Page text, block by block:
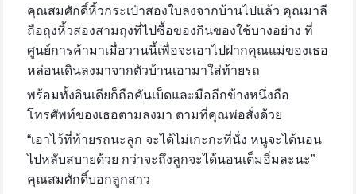
คุณสมศักดิ์หิ้วกระเป๋าสองใบลงจากบ้านไปแล้ว คุณมาลี
ถือถุงหิ้วสองสามถุงที่ไปซื้อของกินของใช้บางอย่าง ที่
ศูนย์การค้ามาเมื่อวานนี้เพื่อจะเอาไปฝากคุณแม่ของเธอ
หล่อนเดินลงมาจากตัวบ้านเอามาใส่ท้ายรถ
พร้อมทั้งอินเดียก็ถือคันเบ็ดและมืออีกข้างหนึ่งถือ
โทรศัพท์ของเธอตามลงมา ตามที่คุณพ่อสั่งด้วย
“เอาไว้ที่ท้ายรถนะลูก จะได้ไม่เกะกะที่นั่ง หนูจะได้นอน
ไปหลับสบายด้วย กว่าจะถึงลูกจะได้นอนเต็มอิ่มละนะ”
คุณสมศักดิ์บอกลูกสาว